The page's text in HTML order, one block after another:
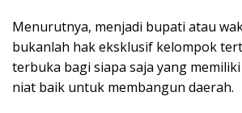
Menurutnya, menjadi bupati atau
bukanlah hak eksklusif kelompok
terbuka bagi siapa saja yang
niat baik untuk membangun daerah.